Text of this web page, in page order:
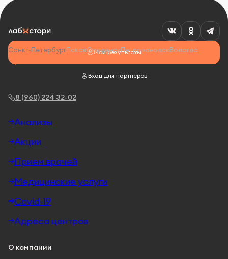
8 (960) 224 32-02
Мои результаты
Вход для партнеров
Санкт-ПетербургПсковСмоленскПетрозаводскВологда
Анализы
Акции
Прием врачей
Медицинские услуги
Covid-19
Адреса центров
О компании